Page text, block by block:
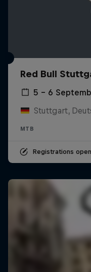
Red Bull
5 – 6
Stuttgart,
MTB
Registrations open